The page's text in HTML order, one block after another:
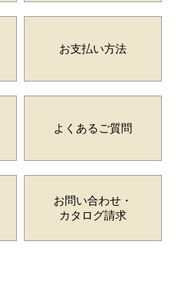
お支払い方法
よくあるご質問
お問い合わせ・
カタログ請求